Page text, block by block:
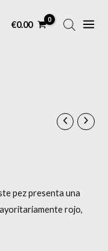
€0.00
MENU
pez presenta una
rojo,